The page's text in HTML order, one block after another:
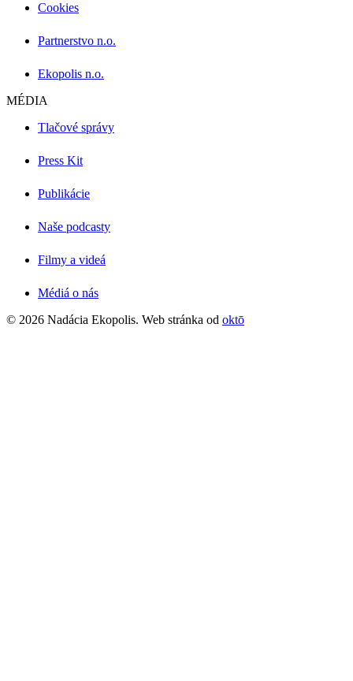
Cookies
Partnerstvo n.o.
Ekopolis n.o.
MÉDIA
Tlačové správy
Press Kit
Publikácie
Naše podcasty
Filmy a videá
Médiá o nás
© 2026 Nadácia Ekopolis. Web stránka od oktō